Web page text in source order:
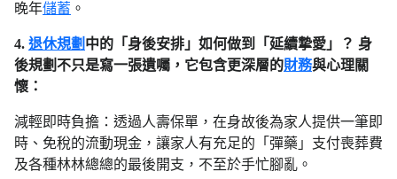
晚年儲蓄 。
4. 退休規劃 中的「身後安排」如何做到「延續摯愛」？ 身
後規劃不只是寫一張遺囑，它包含更深層的財務與心理關
懷：
減輕即時負擔：透過人壽保單，在身故後為家人提供一筆即
時、免稅的流動現金，讓家人有充足的「彈藥」支付喪葬費
及各種林林總總的最後開支，不至於手忙腳亂。